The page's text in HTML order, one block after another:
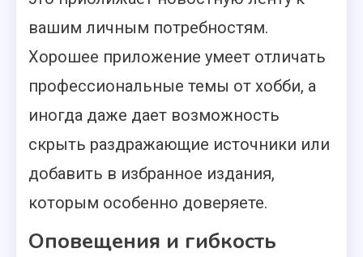
вашим личным потребностям.
Хорошее приложение умеет отличать
профессиональные темы от хобби, а
иногда даже дает возможность
скрыть раздражающие источники или
добавить в избранное издания,
которым особенно доверяете.
Оповещения и гибкость